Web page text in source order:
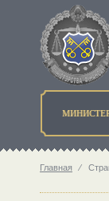
Главная ⁄